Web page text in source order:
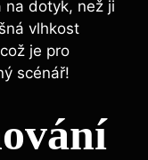
na dotyk, než ji
vlhkost
je pro
scénář!